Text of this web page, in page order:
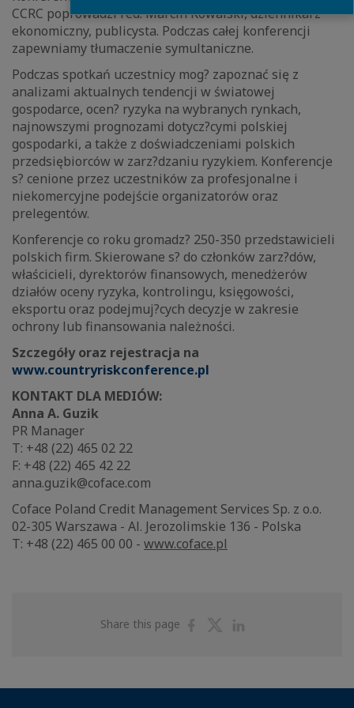
CCRC poprowadzi red. Marcin Kowalski, dziennikarz
ekonomiczny, publicysta. Podczas całej konferencji
zapewniamy tłumaczenie symultaniczne.
Podczas spotkań uczestnicy mog? zapoznać się z
analizami aktualnych tendencji w światowej
gospodarce, ocen? ryzyka na wybranych rynkach,
najnowszymi prognozami dotycz?cymi polskiej
gospodarki, a także z doświadczeniami polskich
przedsiębiorców w zarz?dzaniu ryzykiem. Konferencje
s? cenione przez uczestników za profesjonalne i
niekomercyjne podejście organizatorów oraz
prelegentów.
Konferencje co roku gromadz? 250-350 przedstawicieli
polskich firm. Skierowane s? do członków zarz?dów,
właścicieli, dyrektorów finansowych, menedżerów
działów oceny ryzyka, kontrolingu, księgowości,
eksportu oraz podejmuj?cych decyzje w zakresie
ochrony lub finansowania należności.
Szczegóły oraz rejestracja na
www.countryriskconference.pl
KONTAKT DLA MEDIÓW:
Anna A. Guzik
PR Manager
T: +48 (22) 465 02 22
F: +48 (22) 465 42 22
anna.guzik@coface.com
Coface Poland Credit Management Services Sp. z o.o.
02-305 Warszawa - Al. Jerozolimskie 136 - Polska
T: +48 (22) 465 00 00 - www.coface.pl
Share this page
ShareShare